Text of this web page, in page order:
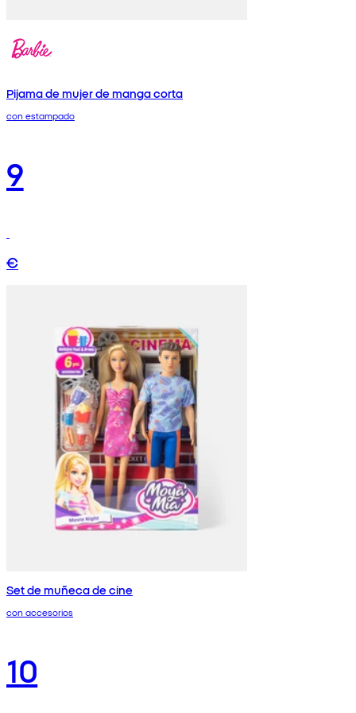
Pijama de mujer de manga corta
con estampado
9
€
Set de muñeca de cine
con accesorios
10